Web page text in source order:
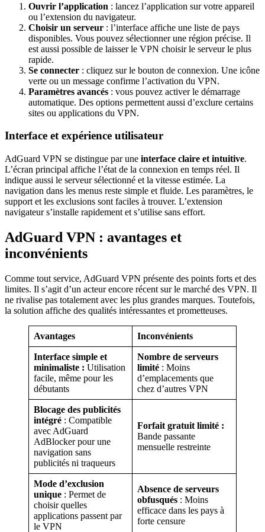
Ouvrir l’application : lancez l’application sur votre appareil
ou l’extension du navigateur.
Choisir un serveur : l’interface affiche une liste de pays
disponibles. Vous pouvez sélectionner une région précise. Il
est aussi possible de laisser le VPN choisir le serveur le plus
rapide.
Se connecter : cliquez sur le bouton de connexion. Une icône
verte ou un message confirme l’activation du VPN.
Paramètres avancés : vous pouvez activer le démarrage
automatique. Des options permettent aussi d’exclure certains
sites ou applications du VPN.
Interface et expérience utilisateur
AdGuard VPN se distingue par une interface claire et intuitive.
L’écran principal affiche l’état de la connexion en temps réel. Il
indique aussi le serveur sélectionné et la vitesse estimée. La
navigation dans les menus reste simple et fluide. Les paramètres, le
support et les exclusions sont faciles à trouver. L’extension
navigateur s’installe rapidement et s’utilise sans effort.
AdGuard VPN : avantages et
inconvénients
Comme tout service, AdGuard VPN présente des points forts et des
limites. Il s’agit d’un acteur encore récent sur le marché des VPN. Il
ne rivalise pas totalement avec les plus grandes marques. Toutefois,
la solution affiche des qualités intéressantes et prometteuses.
Avantages Inconvénients
Interface simple et
minimaliste : Utilisation
facile, même pour les
débutants
Nombre de serveurs
limité : Moins
d’emplacements que
chez d’autres VPN
Blocage des publicités
intégré : Compatible
avec AdGuard
AdBlocker pour une
navigation sans
publicités ni traqueurs
Forfait gratuit limité :
Bande passante
mensuelle restreinte
Mode d’exclusion
unique : Permet de
choisir quelles
applications passent par
le VPN
Absence de serveurs
obfusqués : Moins
efficace dans les pays à
forte censure